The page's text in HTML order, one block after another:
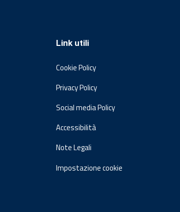
Link utili
Cookie Policy
Privacy Policy
Social media Policy
Accessibilità
Note Legali
Impostazione cookie